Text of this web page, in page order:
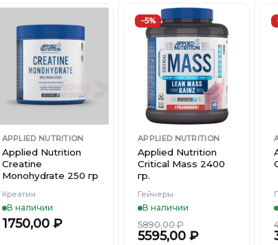
Опции
выбрать
странице
товара.
Опции
можно
выбрать
на
странице
товара.
Добавить
в
Вишлист
APPLIED NUTRITION
Applied Nutrition
Creatine
Monohydrate 250 гр
Креатин
В наличии
1750,00 ₽
−5%
Добавить
в
Вишлист
APPLIED NUTRITION
Applied Nutrition
Critical Mass 2400
гр.
Гейнеры
В наличии
5890,00₽
5595,00₽